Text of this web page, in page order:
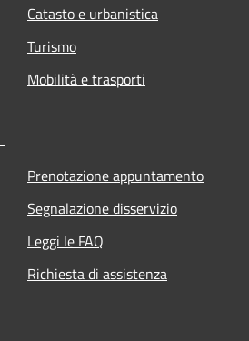
Catasto e urbanistica
Turismo
Mobilità e trasporti
Prenotazione appuntamento
Segnalazione disservizio
Leggi le FAQ
Richiesta di assistenza